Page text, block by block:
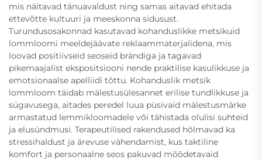
mis näitavad tänuavaldust ning samas aitavad ehitada
ettevõtte kultuuri ja meeskonna sidusust.
Turundusosakonnad kasutavad kohanduslikke metsikuid
lommloomi meeldejäävate reklaammaterjalidena, mis
loovad positiivseid seoseid brändiga ja tagavad
pikemaajalist ekspositsiooni nende praktilise kasulikkuse ja
emotsionaalse apelliidi tõttu. Kohanduslik metsik
lommloom täidab mälestusülesannet erilise tundlikkuse ja
sügavusega, aitades peredel luua püsivaid mälestusmärke
armastatud lemmikloomadele või tähistada olulisi suhteid
ja elusündmusi. Terapeutilised rakendused hõlmavad ka
stressihaldust ja ärevuse vähendamist, kus taktiline
komfort ja personaalne seos pakuvad mõõdetavaid